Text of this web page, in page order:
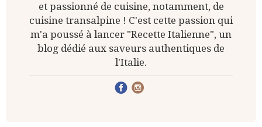
et passionné de cuisine, notamment, de
cuisine transalpine ! C'est cette passion qui
m'a poussé à lancer "Recette Italienne", un
blog dédié aux saveurs authentiques de
l'Italie.